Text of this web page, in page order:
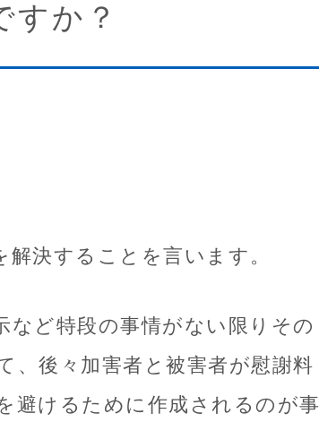
すか？
決することを言います。
など特段の事情がない限りその
、後々加害者と被害者が慰謝料
避けるために作成されるのが事